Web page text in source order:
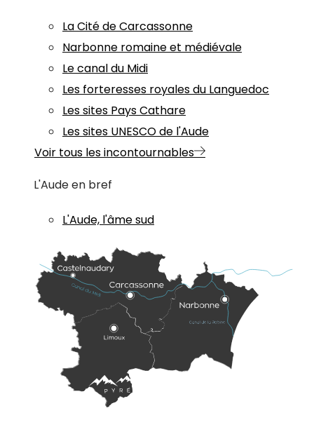
La Cité de Carcassonne
Narbonne romaine et médiévale
Le canal du Midi
Les forteresses royales du Languedoc
Les sites Pays Cathare
Les sites UNESCO de l'Aude
Voir tous les incontournables
L'Aude en bref
L'Aude, l'âme sud